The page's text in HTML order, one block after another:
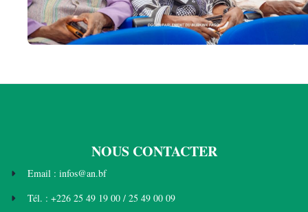
NOUS CONTACTER
Email : infos@an.bf
Tél. : +226 25 49 19 00 / 25 49 00 09